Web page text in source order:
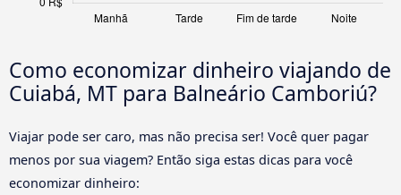
Como economizar dinheiro viajando de
Cuiabá, MT para Balneário Camboriú?
Viajar pode ser caro, mas não precisa ser! Você quer pagar
menos por sua viagem? Então siga estas dicas para você
economizar dinheiro: